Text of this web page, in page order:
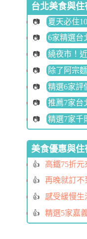
台北美食與
夏天必住
6家精選台
繞夜市！
除了阿宗
精選6家評
推薦7家台
精選7家千
美食優惠與住
高鐵75折元
再晚就訂不
感受緩慢生
精選5家嘉